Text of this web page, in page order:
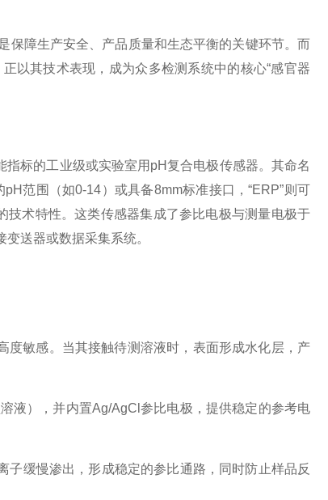
障生产安全、产品质量和生态平衡的关键环节。而
以其技术表现，成为众多检测系统中的核心“感官器
标的工业级或实验室用pH复合电极传感器。其命名
范围（如0-14）或具备8mm标准接口，“ERP”则可
技术特性。这类传感器集成了参比电极与测量电极于
送器或数据采集系统。
敏感。当其接触待测溶液时，表面形成水化层，产
），并内置Ag/AgCl参比电极，提供稳定的参考电
缓慢渗出，形成稳定的参比通路，同时防止样品反